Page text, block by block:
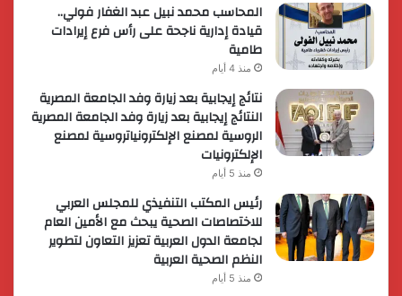
المحاسب محمد نبيل عبد الغفار فولي..
قيادة إدارية ناجحة على رأس فرع إيرادات
طامية
منذ 4 أيام
نتائج إيجابية بعد زيارة وفد الجامعة المصرية
النتائج إيجابية بعد زيارة وفد الجامعة المصرية
الروسية لمصنع الإلكترونياتروسية لمصنع
الإلكترونيات
منذ 5 أيام
رئيس المكتب التنفيذي للمجلس العربي
للاختصاصات الصحية يبحث مع الأمين العام
لجامعة الدول العربية تعزيز التعاون لتطوير
النظم الصحية العربية
منذ 5 أيام